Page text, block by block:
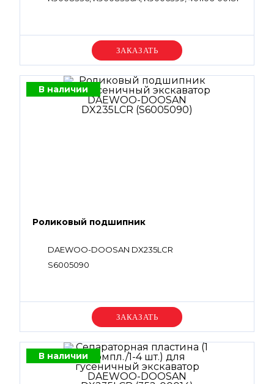
Уточняйте цену
В наличии
Роликовый подшипник
DAEWOO-DOOSAN DX235LCR
S6005090
Уточняйте цену
В наличии